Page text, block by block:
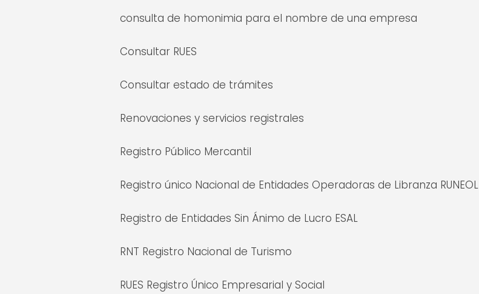
consulta de homonimia para el nombre de una empresa
Consultar RUES
Consultar estado de trámites
Renovaciones y servicios registrales
Registro Público Mercantil
Registro único Nacional de Entidades Operadoras de Libranza RUNEOL
Registro de Entidades Sin Ánimo de Lucro ESAL
RNT Registro Nacional de Turismo
RUES Registro Único Empresarial y Social